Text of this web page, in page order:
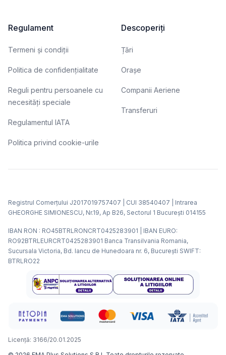
Regulament
Termeni și condiții
Politica de confidențialitate
Reguli pentru persoanele cu
necesități speciale
Regulamentul IATA
Politica privind cookie-urile
Descoperiți
Țări
Orașe
Companii Aeriene
Transferuri
Registrul Comerțului J2017019757407 | CUI 38540407 | Intrarea
GHEORGHE SIMIONESCU, Nr.19, Ap B26, Sectorul 1 Bucureşti 014155
IBAN RON : RO45BTRLRONCRT0425283901 | IBAN EURO:
RO92BTRLEURCRT0425283901 Banca Transilvania Romania,
Sucursala Victoria, Bd. Iancu de Hunedoara nr. 6, Bucureşti SWIFT:
BTRLRO22
Licenţă: 3166/20.01.2025